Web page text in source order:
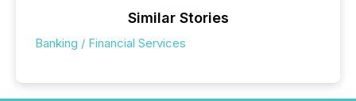
Similar Stories
Banking / Financial Services